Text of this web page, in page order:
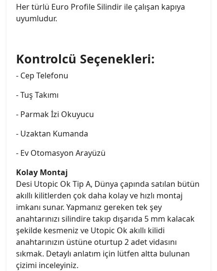
Her türlü Euro Profile Silindir ile çalışan kapıya
uyumludur.
Kontrolcü Seçenekleri:
- Cep Telefonu
- Tuş Takımı
- Parmak İzi Okuyucu
- Uzaktan Kumanda
- Ev Otomasyon Arayüzü
Kolay Montaj
Desi Utopic Ok Tip A, Dünya çapında satılan bütün
akıllı kilitlerden çok daha kolay ve hızlı montaj
imkanı sunar. Yapmanız gereken tek şey
anahtarınızı silindire takıp dışarıda 5 mm kalacak
şekilde kesmeniz ve Utopic Ok akıllı kilidi
anahtarınızın üstüne oturtup 2 adet vidasını
sıkmak. Detaylı anlatım için lütfen altta bulunan
çizimi inceleyiniz.